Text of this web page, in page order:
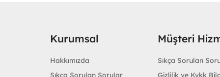
Kurumsal
Hakkımızda
Sıkça Sorulan Sorular
Müşteri
Sıkça Sorulan
Gizlilik ve Kvkk